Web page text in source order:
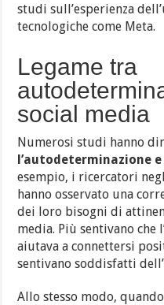
studi sull’esperienza
tecnologiche come Meta.
Legame tra
social media
Numerosi studi hanno
l’autodeterminazione
esempio, i ricercatori
hanno osservato una
dei loro bisogni di
media. Più sentivano che
aiutava a connettersi
sentivano soddisfatti
Allo stesso modo,